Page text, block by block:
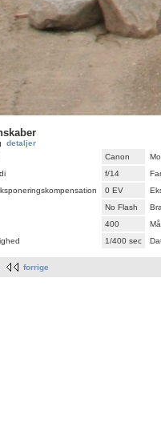
detaljer
Canon
f/14
0 EV
No Flash
400
1/400 sec
forrige